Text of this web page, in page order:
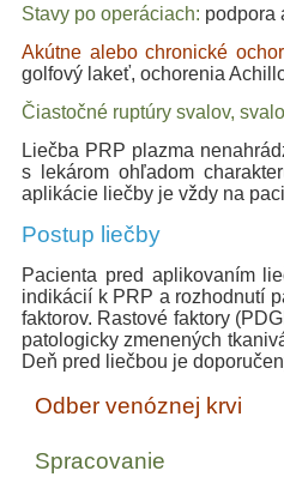
Stavy po operáciach: podpora
Akútne alebo chronické
golfový lakeť, ochorenia
Čiastočné ruptúry svalov,
Liečba PRP plazma
s lekárom ohľadom
aplikácie liečby je vždy na
Postup liečby
Pacienta pred aplikovaním
indikácií k PRP a rozhodnutí
faktorov. Rastové faktory
patologicky zmenených
Deň pred liečbou je
Odber venóznej krvi
Spracovanie